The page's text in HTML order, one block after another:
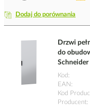
Dodaj do porównania
Drzwi
do
Kod
EAN
Kod
Producent